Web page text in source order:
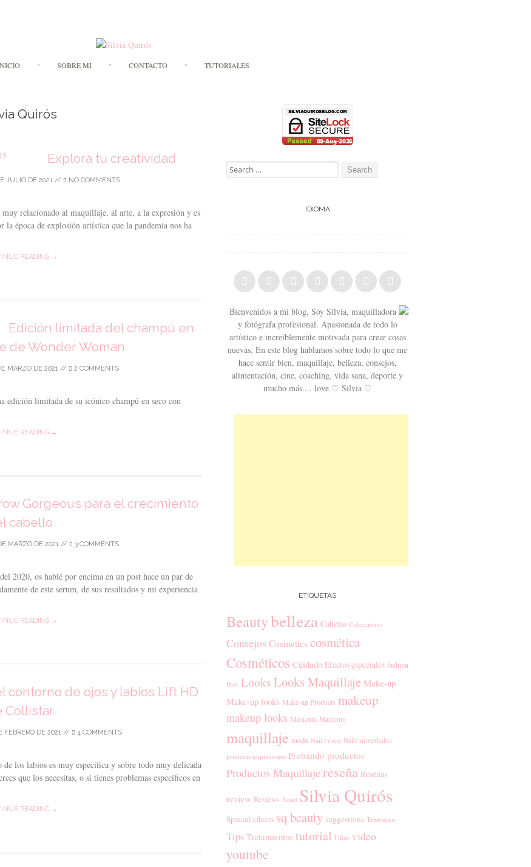
SOBRE MI CONTACTO TUTORIALES
Quirós
Explora tu creatividad
JULIO DE 2021// NO COMMENTS
relacionado al maquillaje, al arte, a la expresión y es
la época de explosión artística que la pandemia nos ha
READING →
Edición limitada del champú en
de Wonder Woman
MARZO DE 2021// 2 COMMENTS
edición limitada de su icónico champú en seco con
READING →
Gorgeous para el crecimiento
cabello
MARZO DE 2021// 3 COMMENTS
2020, os hablé por encima en un post hace un par de
de este serum, de sus resultados y mi experiencia
READING →
contorno de ojos y labios Lift HD
Collistar
FEBRERO DE 2021// 4 COMMENTS
los labios es muy específica y sobre todo muy delicada
que los necesitas, o si tienes problemas específicos en
READING →
Search for:
IDIOMA
Bienvenidos a mi blog, Soy Silvia, maquilladora
y fotógrafa profesional. Apasionada de todo lo
artístico e increíblemente motivada para crear cosas
nuevas. En este blog hablamos sobre todo lo que me
hace sentir bien, maquillaje, belleza, consejos,
alimentación, cine, coaching, vida sana, deporte y
mucho más.... love ♡ Silvia ♡
ETIQUETAS
Beautybelleza Cabello Colecciones
Consejos Cosmetics cosmética
Cosméticos Cuidado Efectos especiales fashion
Hair Looks Looks Maquillaje Make-up
Make-up looks Make-up Products makeup
makeup looks Manicura Manicure
maquillaje moda Nail Friday Nails novedades
primeras impresiones Probando productos
Productos Maquillaje reseña Reseñas
review Reviews Salud Silvia Quirós
Special effects sq beauty suggestions Tendencias
Tips Tratamientos tutorial Uñas video
youtube